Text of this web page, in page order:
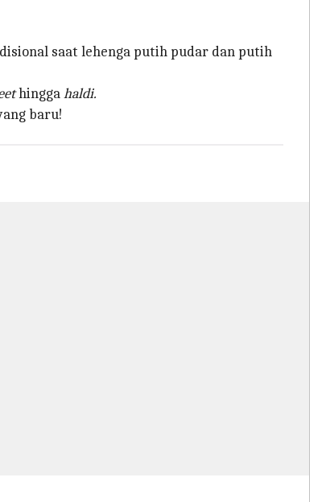
saat lehenga putih pudar dan putih
hinggahaldi.
baru!